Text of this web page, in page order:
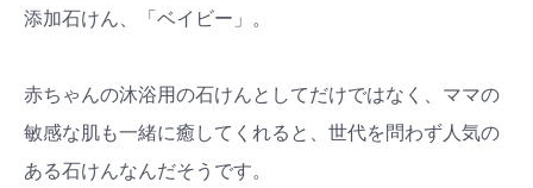
添加石けん、「ベイビー」。
赤ちゃんの沐浴用の石けんとしてだけではなく、ママの
敏感な肌も一緒に癒してくれると、世代を問わず人気の
ある石けんなんだそうです。